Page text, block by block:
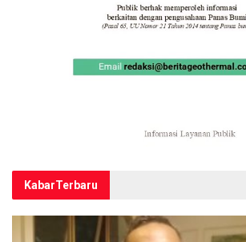
KabarTerbaru